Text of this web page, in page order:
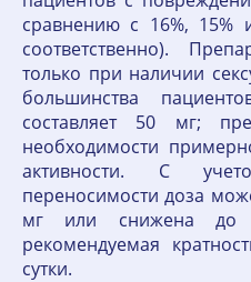
сравнению с 16%, 15%
соответственно).
только при наличии
большинства
составляет 50 мг;
необходимости
активности. С
переносимости доза
мг или снижена до
рекомендуемая
сутки.